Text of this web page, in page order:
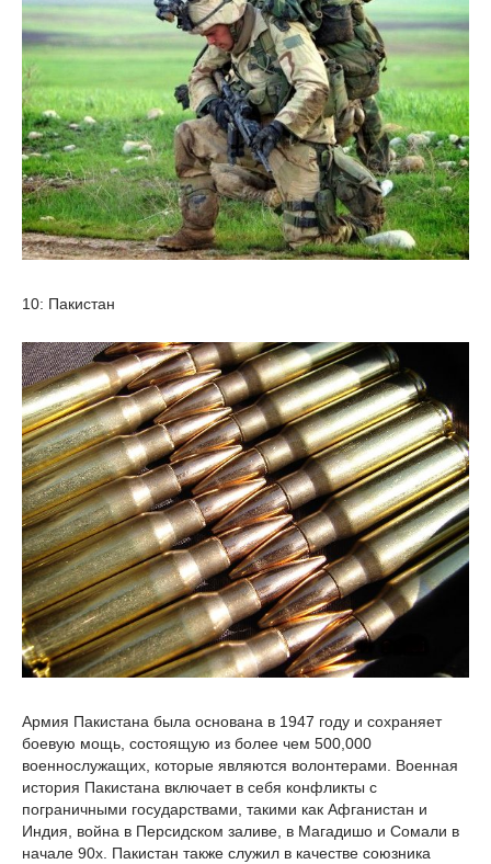
10: Пакистан
Армия Пакистана была основана в 1947 году и сохраняет
боевую мощь, состоящую из более чем 500,000
военнослужащих, которые являются волонтерами. Военная
история Пакистана включает в себя конфликты с
пограничными государствами, такими как Афганистан и
Индия, война в Персидском заливе, в Магадишо и Сомали в
начале 90х. Пакистан также служил в качестве союзника